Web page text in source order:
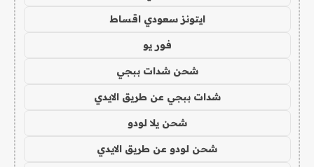
ايتونز سعودي اقساط
فور يو
شحن شدات ببجي
شدات ببجي عن طريق الايدي
شحن يلا لودو
شحن لودو عن طريق الايدي